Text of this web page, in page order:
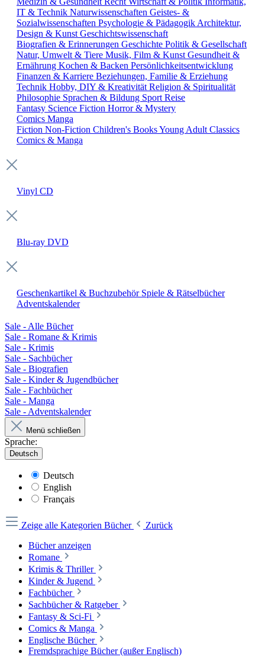
IT & Technik Naturwissenschaften Geistes- &
Sozialwissenschaften Psychologie & Pädagogik Architektur,
Design & Kunst Geschichtswissenschaft
Biografien & Erinnerungen Geschichte Politik & Gesellschaft
Natur, Umwelt & Tiere Musik, Film & Kunst Gesundheit &
Ernährung Kochen & Backen Persönlichkeitsentwicklung
Finanzen & Karriere Beziehungen, Familie & Erziehung
Technik Hobby, DIY & Kreativität Religion & Spiritualität
Philosophie Sprachen & Bildung Sport Reise
Fantasy Science Fiction Horror & Mystery
Comics Manga
Fiction Non-Fiction Children's BooksYoung Adult Classics
Comics & Manga
Vinyl CD
Blu-ray DVD
Geschenkartikel & Buchzubehör Spiele & Rätselbücher
Adventskalender
Sale - Alle Bücher
Sale - Romane & Krimis
Sale - Krimis
Sale - Sachbücher
Sale - Biografien
Sale - Kinder & Jugendbücher
Sale - Fachbücher
Sale - Manga
Sale - Adventskalender
Menü schließen
Sprache:
Deutsch
Deutsch
English
Français
Zeige alle Kategorien Bücher
Zurück
Bücher anzeigen
Romane
Krimis & Thriller
Kinder & Jugend
Fachbücher
Sachbücher & Ratgeber
Fantasy & Sci-Fi
Comics & Manga
Englische Bücher
Fremdsprachige Bücher (außer Englisch)